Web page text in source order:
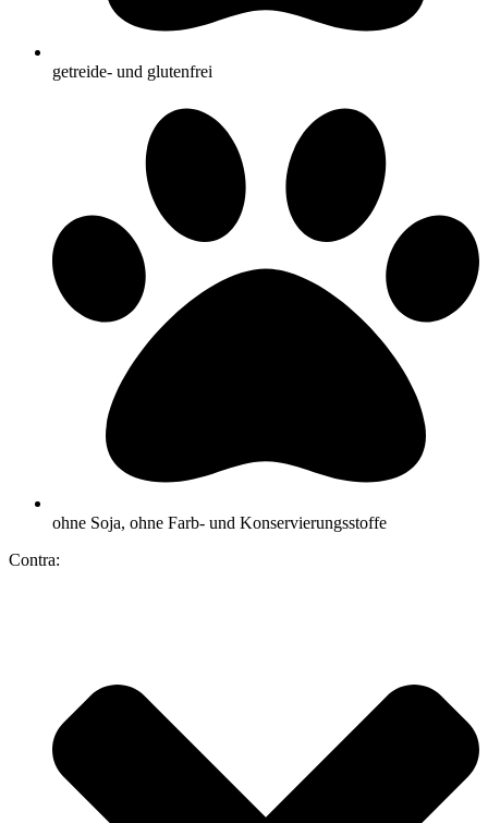
getreide- und glutenfrei
ohne Soja, ohne Farb- und Konservierungsstoffe
Contra: